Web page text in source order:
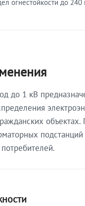
до 1 кВ
объектах.